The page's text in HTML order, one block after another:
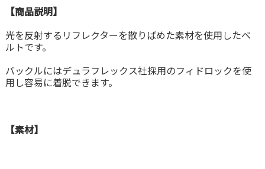
【商品説明】
光を反射するリフレクターを散りばめた素材を使用したベ
ルトです。
バックルにはデュラフレックス社採用のフィドロックを使
用し容易に着脱できます。
【素材】